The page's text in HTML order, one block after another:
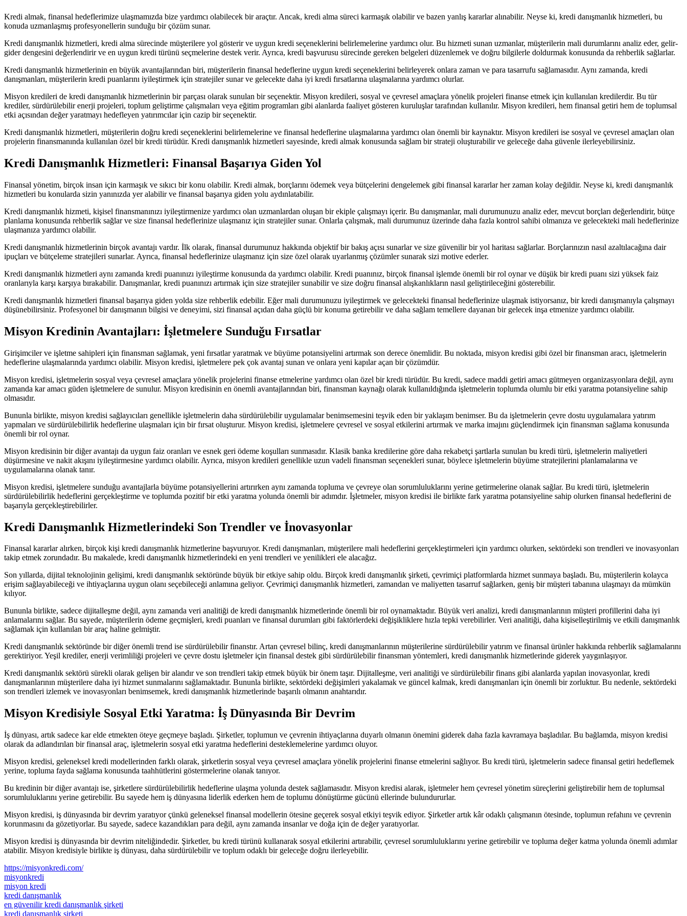
Kredi almak, finansal hedeflerimize ulaşmamızda bize yardımcı olabilecek bir araçtır. Ancak, kredi alma süreci karmaşık olabilir ve bazen yanlış kararlar alınabilir. Neyse ki, kredi danışmanlık hizmetleri, bu
konuda uzmanlaşmış profesyonellerin sunduğu bir çözüm sunar.
Kredi danışmanlık hizmetleri, kredi alma sürecinde müşterilere yol gösterir ve uygun kredi seçeneklerini belirlemelerine yardımcı olur. Bu hizmeti sunan uzmanlar, müşterilerin mali durumlarını analiz eder, gelir-
gider dengesini değerlendirir ve en uygun kredi türünü seçmelerine destek verir. Ayrıca, kredi başvurusu sürecinde gereken belgeleri düzenlemek ve doğru bilgilerle doldurmak konusunda da rehberlik sağlarlar.
Kredi danışmanlık hizmetlerinin en büyük avantajlarından biri, müşterilerin finansal hedeflerine uygun kredi seçeneklerini belirleyerek onlara zaman ve para tasarrufu sağlamasıdır. Aynı zamanda, kredi
danışmanları, müşterilerin kredi puanlarını iyileştirmek için stratejiler sunar ve gelecekte daha iyi kredi fırsatlarına ulaşmalarına yardımcı olurlar.
Misyon kredileri de kredi danışmanlık hizmetlerinin bir parçası olarak sunulan bir seçenektir. Misyon kredileri, sosyal ve çevresel amaçlara yönelik projeleri finanse etmek için kullanılan kredilerdir. Bu tür
krediler, sürdürülebilir enerji projeleri, toplum geliştirme çalışmaları veya eğitim programları gibi alanlarda faaliyet gösteren kuruluşlar tarafından kullanılır. Misyon kredileri, hem finansal getiri hem de toplumsal
etki açısından değer yaratmayı hedefleyen yatırımcılar için cazip bir seçenektir.
Kredi danışmanlık hizmetleri, müşterilerin doğru kredi seçeneklerini belirlemelerine ve finansal hedeflerine ulaşmalarına yardımcı olan önemli bir kaynaktır. Misyon kredileri ise sosyal ve çevresel amaçları olan
projelerin finansmanında kullanılan özel bir kredi türüdür. Kredi danışmanlık hizmetleri sayesinde, kredi almak konusunda sağlam bir strateji oluşturabilir ve geleceğe daha güvenle ilerleyebilirsiniz.
Kredi Danışmanlık Hizmetleri: Finansal Başarıya Giden Yol
Finansal yönetim, birçok insan için karmaşık ve sıkıcı bir konu olabilir. Kredi almak, borçlarını ödemek veya bütçelerini dengelemek gibi finansal kararlar her zaman kolay değildir. Neyse ki, kredi danışmanlık
hizmetleri bu konularda sizin yanınızda yer alabilir ve finansal başarıya giden yolu aydınlatabilir.
Kredi danışmanlık hizmeti, kişisel finansmanınızı iyileştirmenize yardımcı olan uzmanlardan oluşan bir ekiple çalışmayı içerir. Bu danışmanlar, mali durumunuzu analiz eder, mevcut borçları değerlendirir, bütçe
planlama konusunda rehberlik sağlar ve size finansal hedeflerinize ulaşmanız için stratejiler sunar. Onlarla çalışmak, mali durumunuz üzerinde daha fazla kontrol sahibi olmanıza ve gelecekteki mali hedeflerinize
ulaşmanıza yardımcı olabilir.
Kredi danışmanlık hizmetlerinin birçok avantajı vardır. İlk olarak, finansal durumunuz hakkında objektif bir bakış açısı sunarlar ve size güvenilir bir yol haritası sağlarlar. Borçlarınızın nasıl azaltılacağına dair
ipuçları ve bütçeleme stratejileri sunarlar. Ayrıca, finansal hedeflerinize ulaşmanız için size özel olarak uyarlanmış çözümler sunarak sizi motive ederler.
Kredi danışmanlık hizmetleri aynı zamanda kredi puanınızı iyileştirme konusunda da yardımcı olabilir. Kredi puanınız, birçok finansal işlemde önemli bir rol oynar ve düşük bir kredi puanı sizi yüksek faiz
oranlarıyla karşı karşıya bırakabilir. Danışmanlar, kredi puanınızı artırmak için size stratejiler sunabilir ve size doğru finansal alışkanlıkların nasıl geliştirileceğini gösterebilir.
Kredi danışmanlık hizmetleri finansal başarıya giden yolda size rehberlik edebilir. Eğer mali durumunuzu iyileştirmek ve gelecekteki finansal hedeflerinize ulaşmak istiyorsanız, bir kredi danışmanıyla çalışmayı
düşünebilirsiniz. Profesyonel bir danışmanın bilgisi ve deneyimi, sizi finansal açıdan daha güçlü bir konuma getirebilir ve daha sağlam temellere dayanan bir gelecek inşa etmenize yardımcı olabilir.
Misyon Kredinin Avantajları: İşletmelere Sunduğu Fırsatlar
Girişimciler ve işletme sahipleri için finansman sağlamak, yeni fırsatlar yaratmak ve büyüme potansiyelini artırmak son derece önemlidir. Bu noktada, misyon kredisi gibi özel bir finansman aracı, işletmelerin
hedeflerine ulaşmalarında yardımcı olabilir. Misyon kredisi, işletmelere pek çok avantaj sunan ve onlara yeni kapılar açan bir çözümdür.
Misyon kredisi, işletmelerin sosyal veya çevresel amaçlara yönelik projelerini finanse etmelerine yardımcı olan özel bir kredi türüdür. Bu kredi, sadece maddi getiri amacı gütmeyen organizasyonlara değil, aynı
zamanda kar amacı güden işletmelere de sunulur. Misyon kredisinin en önemli avantajlarından biri, finansman kaynağı olarak kullanıldığında işletmelerin toplumda olumlu bir etki yaratma potansiyeline sahip
olmasıdır.
Bununla birlikte, misyon kredisi sağlayıcıları genellikle işletmelerin daha sürdürülebilir uygulamalar benimsemesini teşvik eden bir yaklaşım benimser. Bu da işletmelerin çevre dostu uygulamalara yatırım
yapmaları ve sürdürülebilirlik hedeflerine ulaşmaları için bir fırsat oluşturur. Misyon kredisi, işletmelere çevresel ve sosyal etkilerini artırmak ve marka imajını güçlendirmek için finansman sağlama konusunda
önemli bir rol oynar.
Misyon kredisinin bir diğer avantajı da uygun faiz oranları ve esnek geri ödeme koşulları sunmasıdır. Klasik banka kredilerine göre daha rekabetçi şartlarla sunulan bu kredi türü, işletmelerin maliyetleri
düşürmesine ve nakit akışını iyileştirmesine yardımcı olabilir. Ayrıca, misyon kredileri genellikle uzun vadeli finansman seçenekleri sunar, böylece işletmelerin büyüme stratejilerini planlamalarına ve
uygulamalarına olanak tanır.
Misyon kredisi, işletmelere sunduğu avantajlarla büyüme potansiyellerini artırırken aynı zamanda topluma ve çevreye olan sorumluluklarını yerine getirmelerine olanak sağlar. Bu kredi türü, işletmelerin
sürdürülebilirlik hedeflerini gerçekleştirme ve toplumda pozitif bir etki yaratma yolunda önemli bir adımdır. İşletmeler, misyon kredisi ile birlikte fark yaratma potansiyeline sahip olurken finansal hedeflerini de
başarıyla gerçekleştirebilirler.
Kredi Danışmanlık Hizmetlerindeki Son Trendler ve İnovasyonlar
Finansal kararlar alırken, birçok kişi kredi danışmanlık hizmetlerine başvuruyor. Kredi danışmanları, müşterilere mali hedeflerini gerçekleştirmeleri için yardımcı olurken, sektördeki son trendleri ve inovasyonları
takip etmek zorundadır. Bu makalede, kredi danışmanlık hizmetlerindeki en yeni trendleri ve yenilikleri ele alacağız.
Son yıllarda, dijital teknolojinin gelişimi, kredi danışmanlık sektöründe büyük bir etkiye sahip oldu. Birçok kredi danışmanlık şirketi, çevrimiçi platformlarda hizmet sunmaya başladı. Bu, müşterilerin kolayca
erişim sağlayabileceği ve ihtiyaçlarına uygun olanı seçebileceği anlamına geliyor. Çevrimiçi danışmanlık hizmetleri, zamandan ve maliyetten tasarruf sağlarken, geniş bir müşteri tabanına ulaşmayı da mümkün
kılıyor.
Bununla birlikte, sadece dijitalleşme değil, aynı zamanda veri analitiği de kredi danışmanlık hizmetlerinde önemli bir rol oynamaktadır. Büyük veri analizi, kredi danışmanlarının müşteri profillerini daha iyi
anlamalarını sağlar. Bu sayede, müşterilerin ödeme geçmişleri, kredi puanları ve finansal durumları gibi faktörlerdeki değişikliklere hızla tepki verebilirler. Veri analitiği, daha kişiselleştirilmiş ve etkili danışmanlık
sağlamak için kullanılan bir araç haline gelmiştir.
Kredi danışmanlık sektöründe bir diğer önemli trend ise sürdürülebilir finanstır. Artan çevresel bilinç, kredi danışmanlarının müşterilerine sürdürülebilir yatırım ve finansal ürünler hakkında rehberlik sağlamalarını
gerektiriyor. Yeşil krediler, enerji verimliliği projeleri ve çevre dostu işletmeler için finansal destek gibi sürdürülebilir finansman yöntemleri, kredi danışmanlık hizmetlerinde giderek yaygınlaşıyor.
Kredi danışmanlık sektörü sürekli olarak gelişen bir alandır ve son trendleri takip etmek büyük bir önem taşır. Dijitalleşme, veri analitiği ve sürdürülebilir finans gibi alanlarda yapılan inovasyonlar, kredi
danışmanlarının müşterilere daha iyi hizmet sunmalarını sağlamaktadır. Bununla birlikte, sektördeki değişimleri yakalamak ve güncel kalmak, kredi danışmanları için önemli bir zorluktur. Bu nedenle, sektördeki
son trendleri izlemek ve inovasyonları benimsemek, kredi danışmanlık hizmetlerinde başarılı olmanın anahtarıdır.
Misyon Kredisiyle Sosyal Etki Yaratma: İş Dünyasında Bir Devrim
İş dünyası, artık sadece kar elde etmekten öteye geçmeye başladı. Şirketler, toplumun ve çevrenin ihtiyaçlarına duyarlı olmanın önemini giderek daha fazla kavramaya başladılar. Bu bağlamda, misyon kredisi
olarak da adlandırılan bir finansal araç, işletmelerin sosyal etki yaratma hedeflerini desteklemelerine yardımcı oluyor.
Misyon kredisi, geleneksel kredi modellerinden farklı olarak, şirketlerin sosyal veya çevresel amaçlara yönelik projelerini finanse etmelerini sağlıyor. Bu kredi türü, işletmelerin sadece finansal getiri hedeflemek
yerine, topluma fayda sağlama konusunda taahhütlerini göstermelerine olanak tanıyor.
Bu kredinin bir diğer avantajı ise, şirketlere sürdürülebilirlik hedeflerine ulaşma yolunda destek sağlamasıdır. Misyon kredisi alarak, işletmeler hem çevresel yönetim süreçlerini geliştirebilir hem de toplumsal
sorumluluklarını yerine getirebilir. Bu sayede hem iş dünyasına liderlik ederken hem de toplumu dönüştürme gücünü ellerinde bulundururlar.
Misyon kredisi, iş dünyasında bir devrim yaratıyor çünkü geleneksel finansal modellerin ötesine geçerek sosyal etkiyi teşvik ediyor. Şirketler artık kâr odaklı çalışmanın ötesinde, toplumun refahını ve çevrenin
korunmasını da gözetiyorlar. Bu sayede, sadece kazandıkları para değil, aynı zamanda insanlar ve doğa için de değer yaratıyorlar.
Misyon kredisi iş dünyasında bir devrim niteliğindedir. Şirketler, bu kredi türünü kullanarak sosyal etkilerini artırabilir, çevresel sorumluluklarını yerine getirebilir ve topluma değer katma yolunda önemli adımlar
atabilir. Misyon kredisiyle birlikte iş dünyası, daha sürdürülebilir ve toplum odaklı bir geleceğe doğru ilerleyebilir.
https://misyonkredi.com/
misyonkredi
misyon kredi
kredi danışmanlık
en güvenilir kredi danışmanlık şirketi
kredi danışmanlık şirketi